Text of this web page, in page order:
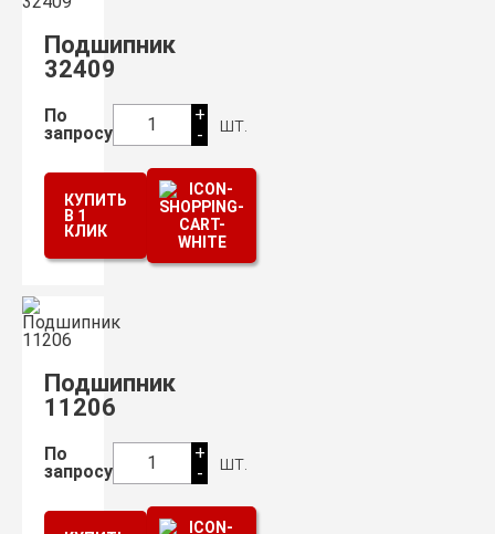
Подшипник
32409
По
запросу
1
+
-
шт.
КУПИТЬ
В 1
КЛИК
Подшипник
11206
По
запросу
1
+
-
шт.